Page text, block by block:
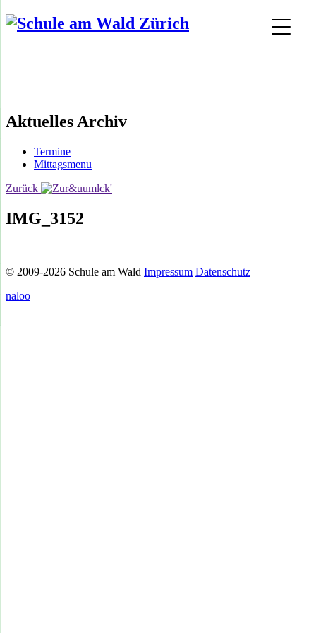
Aktuelles Archiv
Termine
Mittagsmenu
Zurück
IMG_3152
© 2009-2026 Schule am Wald Impressum Datenschutz
naloo